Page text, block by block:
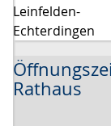
Leinfelden-
Echterdingen
Rathaus